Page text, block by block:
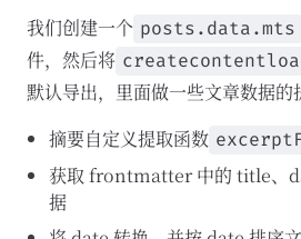
我们创建一个 posts.data.mts
件，然后将
默认导出，里面做一些文章数据的
摘要自定义提取函数
获取 frontmatter 中的 title、
据